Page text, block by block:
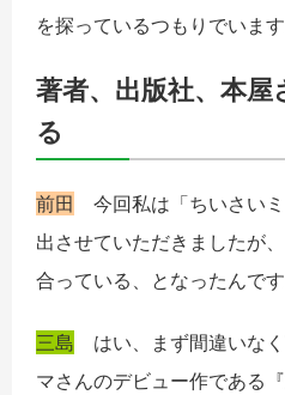
を探っているつもりでいます
著者、出版社、本
る
前田 今回私は「ちいさい
出させていただきましたが
合っている、となったんで
三島 はい、まず間違いな
マさんのデビュー作である